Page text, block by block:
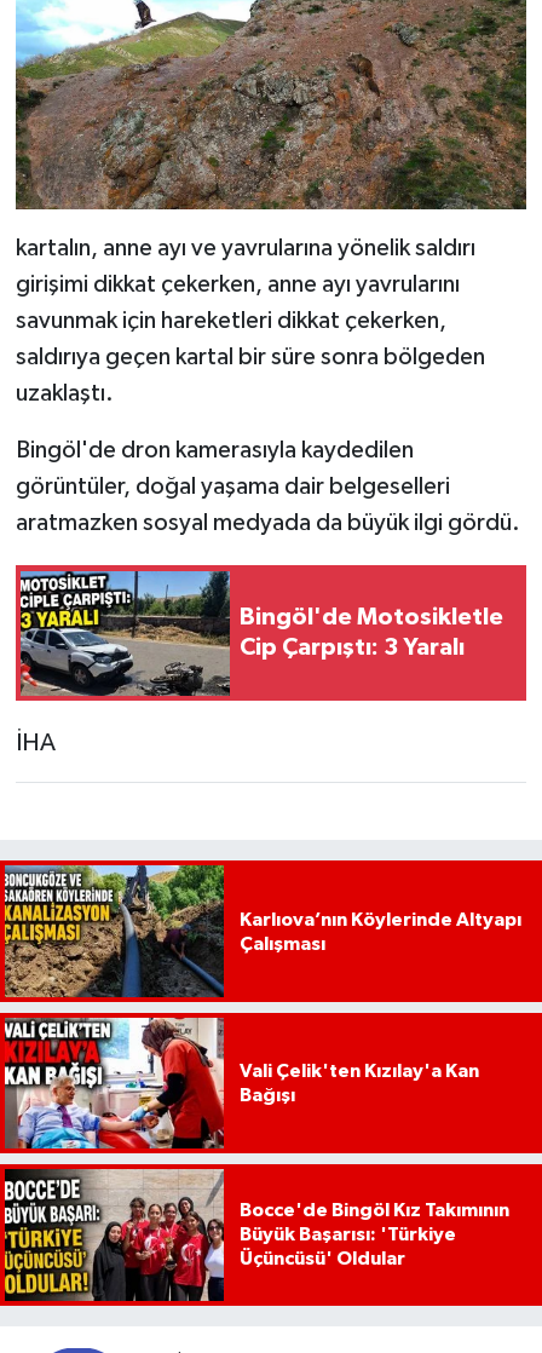
kartalın, anne ayı ve yavrularına yönelik saldırı
girişimi dikkat çekerken, anne ayı yavrularını
savunmak için hareketleri dikkat çekerken,
saldırıya geçen kartal bir süre sonra bölgeden
uzaklaştı.
Bingöl'de dron kamerasıyla kaydedilen
görüntüler, doğal yaşama dair belgeselleri
aratmazken sosyal medyada da büyük ilgi gördü.
Bingöl'de Motosikletle
Cip Çarpıştı: 3 Yaralı
İHA
Karlıova’nın Köylerinde Altyapı
Çalışması
Vali Çelik'ten Kızılay'a Kan
Bağışı
Bocce'de Bingöl Kız Takımının
Büyük Başarısı: 'Türkiye
Üçüncüsü' Oldular